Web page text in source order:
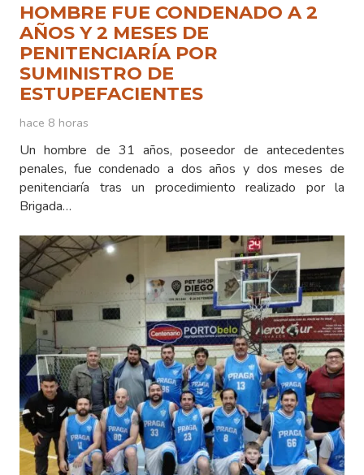
HOMBRE FUE CONDENADO A 2
AÑOS Y 2 MESES DE
PENITENCIARÍA POR
SUMINISTRO DE
ESTUPEFACIENTES
hace 8 horas
Un hombre de 31 años, poseedor de antecedentes
penales, fue condenado a dos años y dos meses de
penitenciaría tras un procedimiento realizado por la
Brigada…